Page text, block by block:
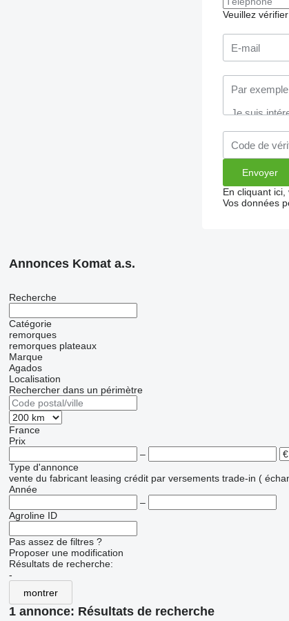
Veuillez
En cliquant
Vos données
Annonces Komat a.s.
Recherche
Catégorie
remorques
remorques plateaux
Marque
Agados
Localisation
Rechercher dans un périmètre
France
Prix
–
Type d'annonce
vente du fabricant leasing crédit par versements trade-in (
Année
–
Agroline ID
Pas assez de filtres ?
Proposer une modification
Résultats de recherche:
-
montrer
1 annonce: Résultats de recherche